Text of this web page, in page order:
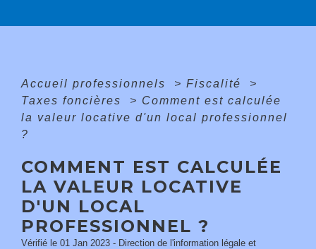
Accueil professionnels > Fiscalité
>
Taxes foncières
> Comment est calculée
la valeur locative d'un local professionnel
?
COMMENT EST CALCULÉE
LA VALEUR LOCATIVE
D'UN LOCAL
PROFESSIONNEL ?
Vérifié le 01 Jan 2023 - Direction de l'information légale et